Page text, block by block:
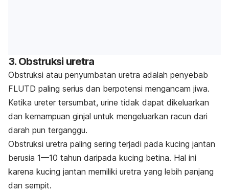
3. Obstruksi uretra
Obstruksi atau penyumbatan uretra adalah penyebab
FLUTD paling serius dan berpotensi mengancam jiwa.
Ketika ureter tersumbat, urine tidak dapat dikeluarkan
dan kemampuan ginjal untuk mengeluarkan racun dari
darah pun terganggu.
Obstruksi uretra paling sering terjadi pada kucing jantan
berusia 1—10 tahun daripada kucing betina. Hal ini
karena kucing jantan memiliki uretra yang lebih panjang
dan sempit.